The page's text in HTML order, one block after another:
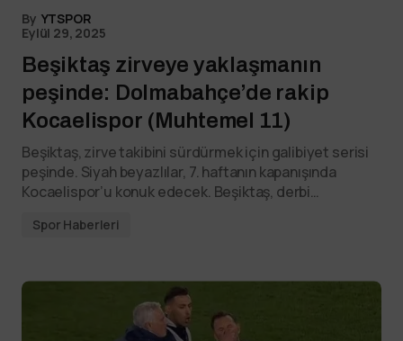
By YTSPOR
Eylül 29, 2025
Beşiktaş zirveye yaklaşmanın
peşinde: Dolmabahçe’de rakip
Kocaelispor (Muhtemel 11)
Beşiktaş, zirve takibini sürdürmek için galibiyet serisi
peşinde. Siyah beyazlılar, 7. haftanın kapanışında
Kocaelispor’u konuk edecek. Beşiktaş, derbi…
Spor Haberleri